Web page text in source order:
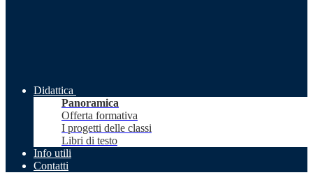
Didattica
Panoramica
Offerta formativa
I progetti delle classi
Libri di testo
Info utili
Contatti